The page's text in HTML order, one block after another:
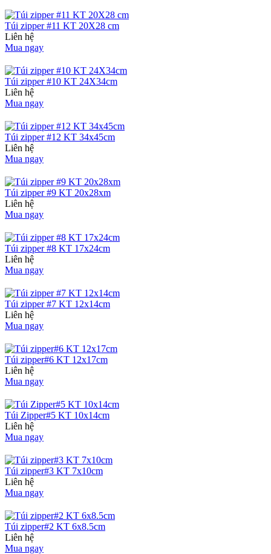
Túi zipper #11 KT 20X28 cm
Liên hệ
Mua ngay
Túi zipper #10 KT 24X34cm
Liên hệ
Mua ngay
Túi zipper #12 KT 34x45cm
Liên hệ
Mua ngay
Túi zipper #9 KT 20x28xm
Liên hệ
Mua ngay
Túi zipper #8 KT 17x24cm
Liên hệ
Mua ngay
Túi zipper #7 KT 12x14cm
Liên hệ
Mua ngay
Túi zipper#6 KT 12x17cm
Liên hệ
Mua ngay
Túi Zipper#5 KT 10x14cm
Liên hệ
Mua ngay
Túi zipper#3 KT 7x10cm
Liên hệ
Mua ngay
Túi zipper#2 KT 6x8.5cm
Liên hệ
Mua ngay